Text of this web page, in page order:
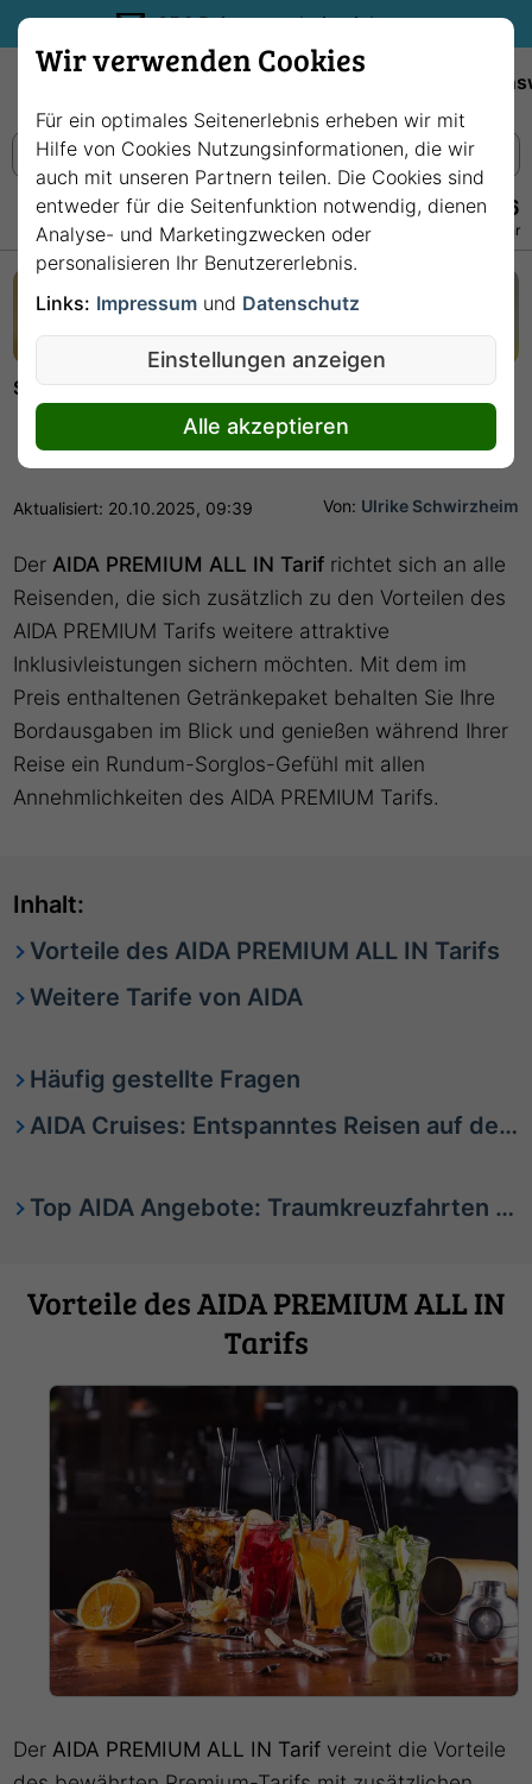
35€ Reisegutschein sichern.
+49 228 3875 7256
Persönlich · Kostenlos · Täglich 08–22 Uhr
Startseite Reedereien AIDA PREMIUM ALL IN Tarif
AIDA PREMIUM ALL IN Tarif
Von: Ulrike Schwirzheim
Aktualisiert: 20.10.2025, 09:39
DerAIDA PREMIUM ALL IN Tarif richtet sich an alle
Reisenden, die sich zusätzlich zu den Vorteilen des
AIDA PREMIUM Tarifs weitere attraktive
Inklusivleistungen sichern möchten. Mit dem im
Preis enthaltenen Getränkepaket behalten Sie Ihre
Bordausgaben im Blick und genießen während Ihrer
Reise ein Rundum-Sorglos-Gefühl mit allen
Annehmlichkeiten des AIDA PREMIUM Tarifs.
Inhalt:
Vorteile des AIDA PREMIUM ALL IN Tarifs
Weitere Tarife von AIDA
Häufig gestellte Fragen
AIDA Cruises: Entspanntes Reisen auf dem Meer
Top AIDA Angebote: Traumkreuzfahrten zum besten Preis
Vorteile des AIDA PREMIUM ALL IN
Tarifs
DerAIDA PREMIUM ALL IN Tarif vereint die Vorteile
Wir verwenden Cookies
Für ein optimales Seitenerlebnis erheben wir mit
Hilfe von Cookies Nutzungsinformationen, die wir
auch mit unseren Partnern teilen. Die Cookies sind
entweder für die Seitenfunktion notwendig, dienen
Analyse- und Marketingzwecken oder
personalisieren Ihr Benutzererlebnis.
Links: Impressum und Datenschutz
Einstellungen anzeigen
Alle akzeptieren